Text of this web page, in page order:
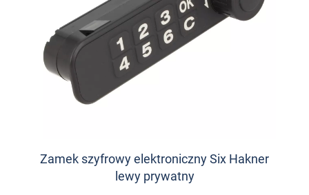
Zamek szyfrowy elektroniczny Six Hakner
lewy prywatny